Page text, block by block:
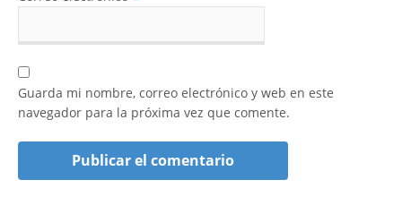
Guarda mi nombre, correo electrónico y web en este
navegador para la próxima vez que comente.